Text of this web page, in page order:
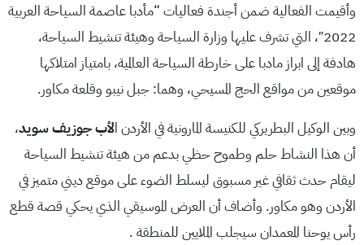
وأقيمت الفعالية ضمن أجندة فعاليات “مأدبا عاصمة السياحة العربية
2022″، التي تشرف عليها وزارة السياحة وهيئة تنشيط السياحة،
هادفة إلى ابراز مادبا على خارطة السياحة العالمية، بامتياز امتلاكها
موقعين من مواقع الحج المسيحي، وهما: جبل نيبو وقلعة مكاور.
وبين الوكيل البطريركي للكنيسة المارونية في الأردن الأب جوزيف سويد،
أن هذا النشاط حلم وطموح حظي بدعم من هيئة تنشيط السياحة
ليقام حدث ثقافي غير مسبوق ليسلط الضوء على موقع ديني متميز في
الأردن وهو مكاور. وأضاف أن العرض الموسيقي الذي يحكي قصة قطع
رأس يوحنا المعمدان سيجلب الملايين للمنطقة .